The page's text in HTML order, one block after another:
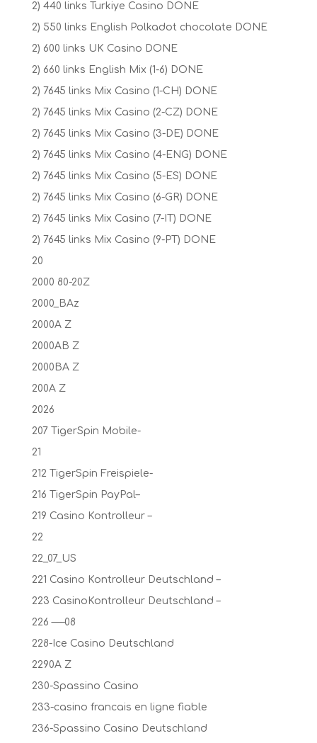
2) 440 links Turkiye Casino DONE
2) 550 links English Polkadot chocolate DONE
2) 600 links UK Casino DONE
2) 660 links English Mix (1-6) DONE
2) 7645 links Mix Casino (1-CH) DONE
2) 7645 links Mix Casino (2-CZ) DONE
2) 7645 links Mix Casino (3-DE) DONE
2) 7645 links Mix Casino (4-ENG) DONE
2) 7645 links Mix Casino (5-ES) DONE
2) 7645 links Mix Casino (6-GR) DONE
2) 7645 links Mix Casino (7-IT) DONE
2) 7645 links Mix Casino (9-PT) DONE
20
2000 80-20Z
2000_BAz
2000A Z
2000AB Z
2000BA Z
200A Z
2026
207 TigerSpin Mobile-
21
212 TigerSpin Freispiele-
216 TigerSpin PayPal–
219 Casino Kontrolleur –
22
22_07_US
221 Casino Kontrolleur Deutschland –
223 CasinoKontrolleur Deutschland –
226 —–08
228-Ice Casino Deutschland
2290A Z
230-Spassino Casino
233-casino francais en ligne fiable
236-Spassino Casino Deutschland